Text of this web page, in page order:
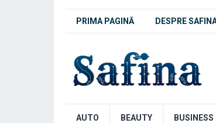
PRIMA PAGINĂ DESPRE
AUTO BEAUTY BUSINESS